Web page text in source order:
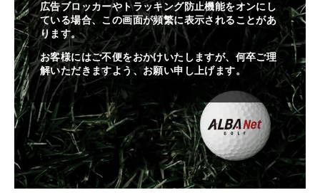
広告ブロッカーやトラッキング防止機能をオンにし
ている場合、この画面が頻繁に表示されることがあ
ります。
お客様にはご不便をおかけいたしますが、何卒ご理
解いただきますよう、お願い申し上げます。